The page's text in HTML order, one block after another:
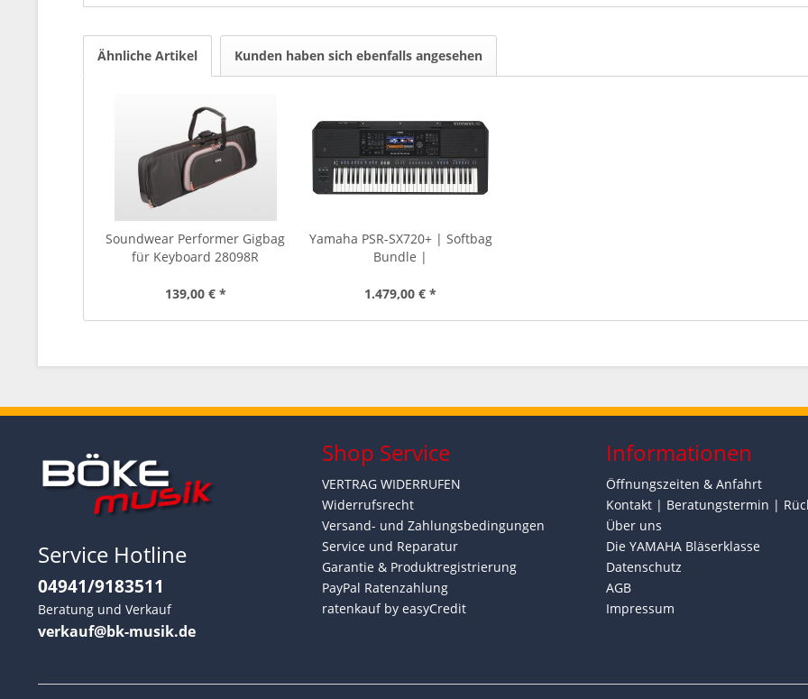
Ähnliche Artikel Kunden haben sich ebenfalls angesehen
Soundwear Performer Gigbag
für Keyboard 28098R
139,00 € *
Yamaha PSR-SX720+ | Softbag
Bundle |
1.479,00 € *
Service Hotline
04941/9183511
Beratung und Verkauf
verkauf@bk-musik.de
Shop Service
VERTRAG WIDERRUFEN
Widerrufsrecht
Versand- und Zahlungsbedingungen
Service und Reparatur
Garantie & Produktregistrierung
PayPal Ratenzahlung
ratenkauf by easyCredit
Informationen
Öffnungszeiten & Anfahrt
Kontakt | Beratungstermin |
Über uns
Die YAMAHA Bläserklasse
Datenschutz
AGB
Impressum